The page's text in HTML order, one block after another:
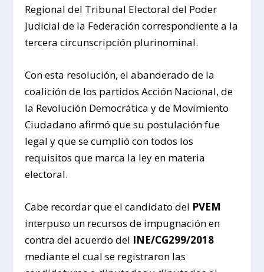
Regional del Tribunal Electoral del Poder
Judicial de la Federación correspondiente a la
tercera circunscripción plurinominal.
Con esta resolución, el abanderado de la
coalición de los partidos Acción Nacional, de
la Revolución Democrática y de Movimiento
Ciudadano afirmó que su postulación fue
legal y que se cumplió con todos los
requisitos que marca la ley en materia
electoral.
Cabe recordar que el candidato del PVEM
interpuso un recursos de impugnación en
contra del acuerdo del INE/CG299/2018
mediante el cual se registraron las